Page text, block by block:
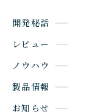
開発秘話
レビュー
ノウハウ
製品情報
お知らせ